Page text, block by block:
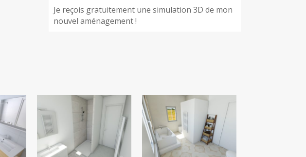
Je reçois gratuitement une simulation 3D de mon
nouvel aménagement !